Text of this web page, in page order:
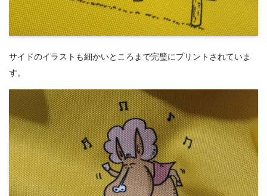
サイドのイラストも細かいところまで完璧にプリントされていま
す。